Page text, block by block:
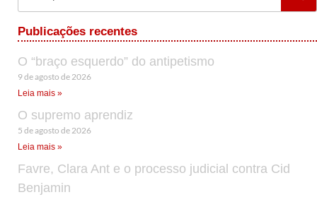
Publicações recentes
O “braço esquerdo” do antipetismo
9 de agosto de 2026
Leia mais »
O supremo aprendiz
5 de agosto de 2026
Leia mais »
Favre, Clara Ant e o processo judicial contra Cid
Benjamin